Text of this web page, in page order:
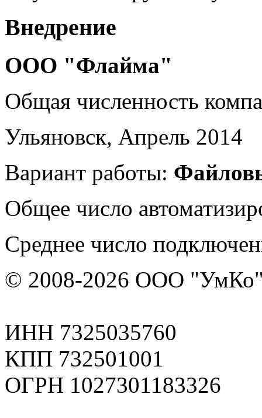
Внедрение
ООО "Флайма"
Общая численность
Ульяновск, Апрель 2014
Вариант работы:
Общее число
Среднее число
© 2008-2026 ООО
ИНН 7325035760
КПП 732501001
ОГРН 1027301183326